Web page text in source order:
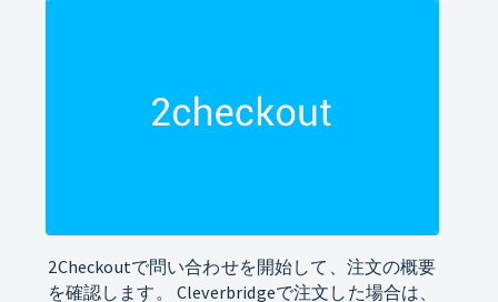
2Checkoutで問い合わせを開始して、注文の概要
を確認します。 Cleverbridgeで注文した場合は、